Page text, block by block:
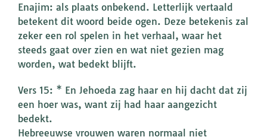
Enajim: als plaats onbekend. Letterlijk vertaald
betekent dit woord beide ogen. Deze betekenis zal
zeker een rol spelen in het verhaal, waar het
steeds gaat over zien en wat niet gezien mag
worden, wat bedekt blijft.
Vers 15: * En Jehoeda zag haar en hij dacht dat zij
een hoer was, want zij had haar aangezicht
bedekt.
Hebreeuwse vrouwen waren normaal niet